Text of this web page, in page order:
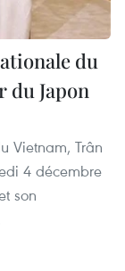
du
du Japon
Vietnam, Trân
4 décembre
son